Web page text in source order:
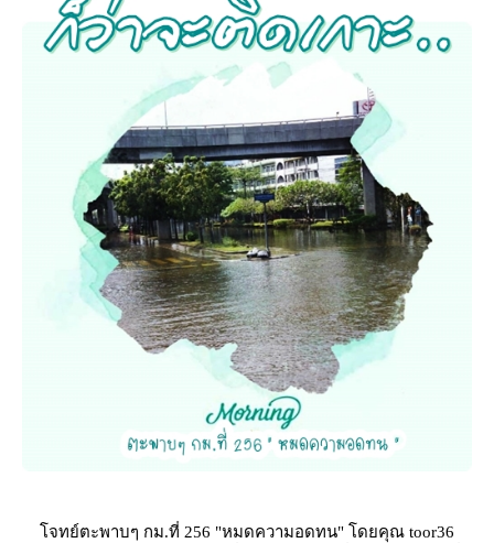
จทย์ตะพาบๆ กม.ที่ 256 "หมดความอดทน" โดยคุณ toor36